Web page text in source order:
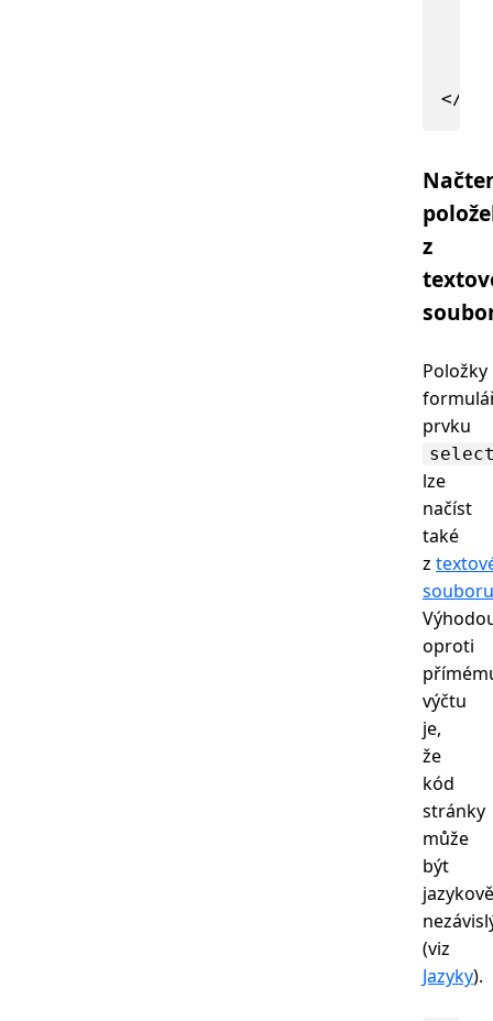
</
z
Položky
prvku
lze
načíst
také
z
souboru
oproti
výčtu
je,
že
kód
stránky
může
být
jazykově
(viz
Jazyky).